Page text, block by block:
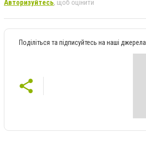
Авторизуйтесь, щоб оцінити
Поділіться та підписуйтесь на наші джерела